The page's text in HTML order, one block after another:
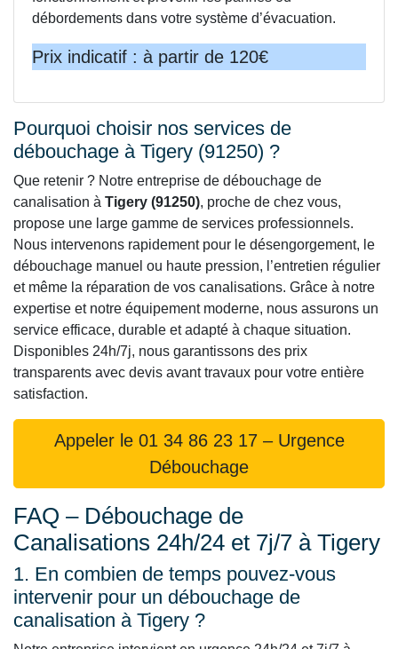
débordements dans votre système d’évacuation.
Prix indicatif : à partir de 120€
Pourquoi choisir nos services de
débouchage à Tigery (91250) ?
Que retenir ? Notre entreprise de débouchage de
canalisation à Tigery (91250), proche de chez vous,
propose une large gamme de services professionnels.
Nous intervenons rapidement pour le désengorgement, le
débouchage manuel ou haute pression, l’entretien régulier
et même la réparation de vos canalisations. Grâce à notre
expertise et notre équipement moderne, nous assurons un
service efficace, durable et adapté à chaque situation.
Disponibles 24h/7j, nous garantissons des prix
transparents avec devis avant travaux pour votre entière
satisfaction.
Appeler le 01 34 86 23 17 – Urgence
Débouchage
FAQ – Débouchage de
Canalisations 24h/24 et 7j/7 à Tigery
1. En combien de temps pouvez-vous
intervenir pour un débouchage de
canalisation à Tigery ?